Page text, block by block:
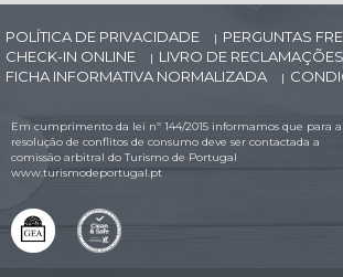
POLÍTICA DE PRIVACIDADE | PERGUNTAS
CHECK-IN ONLINE | LIVRO DE RECLAMAÇÕES
FICHA INFORMATIVA NORMALIZADA |
Em cumprimento da lei nº 144/2015 informamos que para a
resolução de conflitos de consumo deve ser contactada a
comissão arbitral do Turismo de Portugal
www.turismodeportugal.pt